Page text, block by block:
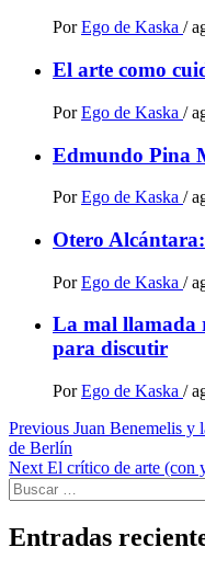
Por Ego de Kaska /
El arte como
Por Ego de Kaska /
Edmundo Pina
Por Ego de Kaska /
Otero
Por Ego de Kaska /
La mal llamada
para discutir
Por Ego de Kaska /
Post
navigation
Previous Juan Benemelis y
de Berlín
Next El crítico de arte (con
Buscar:
Entradas